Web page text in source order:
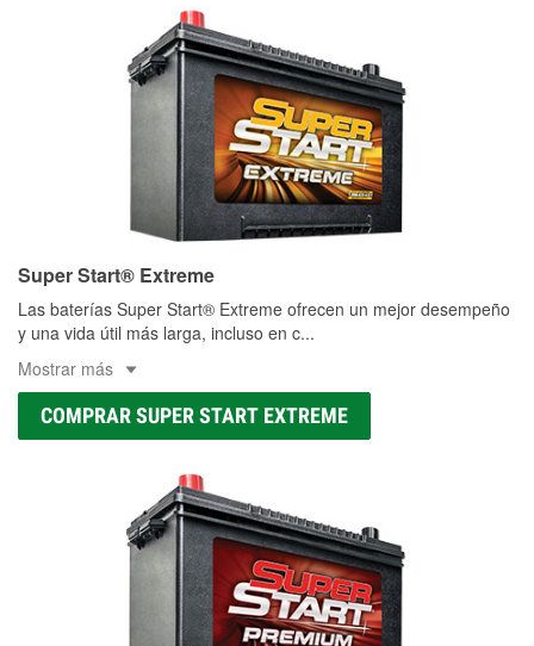
Super Start® Extreme
Las baterías Super Start® Extreme ofrecen un mejor desempeño
y una vida útil más larga, incluso en c...
Mostrar más
COMPRAR SUPER START EXTREME